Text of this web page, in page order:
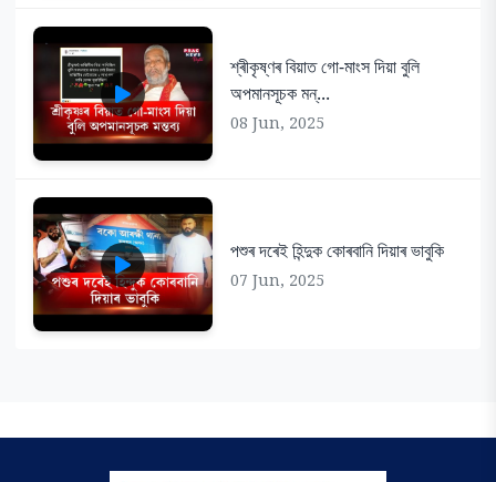
শ্ৰীকৃষ্ণৰ বিয়াত গো-মাংস দিয়া বুলি
অপমানসূচক মন্...
08 Jun, 2025
পশুৰ দৰেই হিন্দুক কোৰবানি দিয়াৰ ভাবুকি
07 Jun, 2025